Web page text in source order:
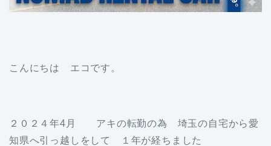
こんにちは エコです。
２０２４年4月 アキの転勤の為 埼玉の自宅から愛
知県へ引っ越しをして １年が経ちました